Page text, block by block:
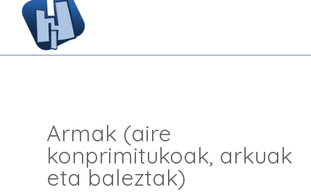
Armak (aire
konprimitukoak, arkuak
eta baleztak)